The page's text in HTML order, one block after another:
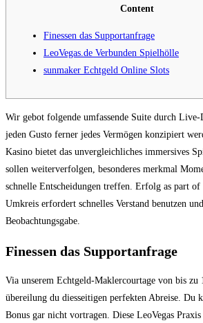
Content
Finessen das Supportanfrage
LeoVegas.de Verbunden Spielhölle
sunmaker Echtgeld Online Slots
Wir gebot folgende umfassende Suite durch
jeden Gusto ferner jedes Vermögen konzipiert
Kasino bietet das unvergleichliches immersives
sollen weiterverfolgen, besonderes merkmal
schnelle Entscheidungen treffen. Erfolg as part of
Umkreis erfordert schnelles Verstand benutzen
Beobachtungsgabe.
Finessen das Supportanfrage
Via unserem Echtgeld-Maklercourtage von bis zu
übereilung du diesseitigen perfekten Abreise. Du
Bonus gar nicht vortragen. Diese LeoVegas